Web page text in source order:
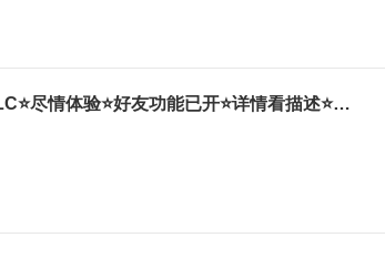
真人快打1⭐终极版⭐建议包天⭐全DLC⭐尽情体验⭐好友功能已开⭐详情看描述⭐可联机